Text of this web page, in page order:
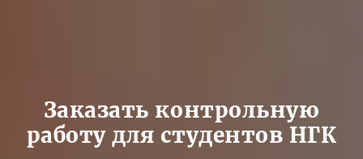
Заказать контрольную
работу для студентов НГК